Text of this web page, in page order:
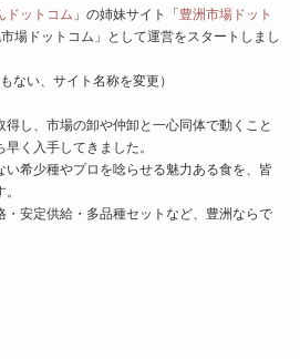
ドットコム 」の姉妹サイト「 豊洲市場ドット
場ドットコム」として運営をスタートしまし
ない、サイト名称を変更）
し、市場の卸や仲卸と一心同体で動くこと
く入手してきました。
い希少種やプロを唸らせる魅力ある食を、皆
・安定供給・多品種セットなど、豊洲ならで